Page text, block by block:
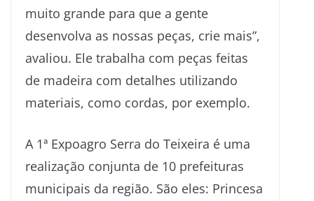
muito grande para que a gente
desenvolva as nossas peças, crie mais”,
avaliou. Ele trabalha com peças feitas
de madeira com detalhes utilizando
materiais, como cordas, por exemplo.
A 1ª Expoagro Serra do Teixeira é uma
realização conjunta de 10 prefeituras
municipais da região. São eles: Princesa